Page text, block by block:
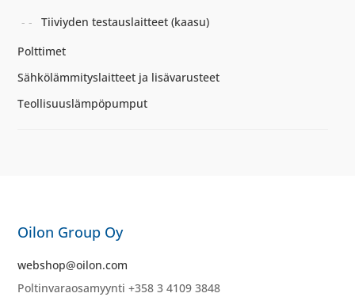
Tiiviyden testauslaitteet (kaasu)
Polttimet
Sähkölämmityslaitteet ja lisävarusteet
Teollisuuslämpöpumput
Oilon Group Oy
webshop@oilon.com
Poltinvaraosamyynti +358 3 4109 3848